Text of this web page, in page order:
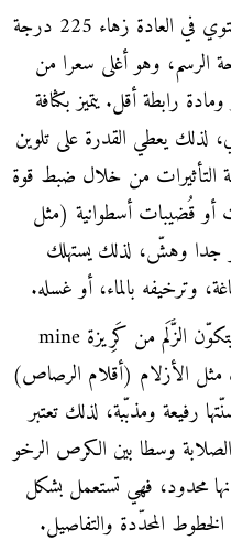
• الكرص الرِّخْو pastel tendre، يحتوي في العادة زهاء 225 درجة
الرسم، وهو أغلى سعرا من
رابطة أقل. يتميز بكثافة
لذلك يعطي القدرة على تلوين
التأثيرات من خلال ضبط قوة
قُضيبات أسطوانية (مثل
جدا وهشّ، لذلك يستهلك
وترخيفه بالماء، أو غسله.
• أزلام الكُرص crayons pastel، يتكوّن الزَّلَم من كَرِيزة mine
الأزلام (أقلام الرصاص)
رفيعة ومذبّبة، لذلك تعتبر
وسطا بين الكرص الرخو
محدود، فهي تستعمل بشكل
المحدّدة والتفاصيل.